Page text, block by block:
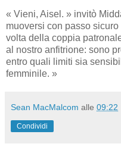
« Vieni, Aisel. » invitò
muoversi con passo
volta della coppia
al nostro anfitrione: sono
entro quali limiti sia
femminile. »
Sean MacMalcom alle 09:22
Condividi